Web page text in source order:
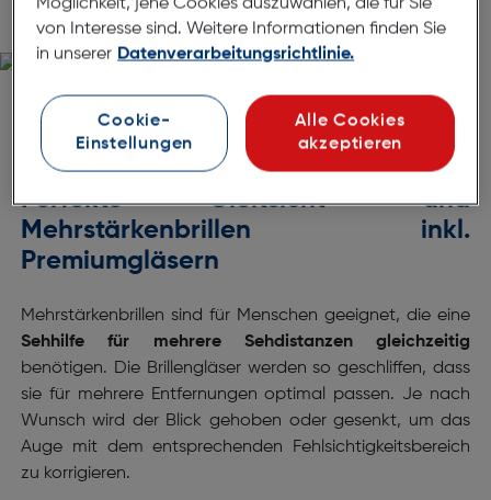
Mehrstärkenbrillen
Perfekte Gleitsicht- und
Mehrstärkenbrillen inkl.
Premiumgläsern
Mehrstärkenbrillen sind für Menschen geeignet, die eine
Sehhilfe für mehrere Sehdistanzen gleichzeitig
benötigen. Die Brillengläser werden so geschliffen, dass
sie für mehrere Entfernungen optimal passen. Je nach
Wunsch wird der Blick gehoben oder gesenkt, um das
Auge mit dem entsprechenden Fehlsichtigkeitsbereich
zu korrigieren.
Möglichkeit, jene Cookies auszuwählen, die für Sie
von Interesse sind. Weitere Informationen finden Sie
in unserer Datenverarbeitungsrichtlinie.
Cookie-
Einstellungen
Alle Cookies
akzeptieren